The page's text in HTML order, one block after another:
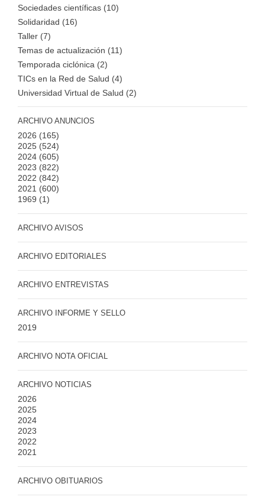
Sociedades científicas (10)
Solidaridad (16)
Taller (7)
Temas de actualización (11)
Temporada ciclónica (2)
TICs en la Red de Salud (4)
Universidad Virtual de Salud (2)
ARCHIVO ANUNCIOS
2026 (165)
2025 (524)
2024 (605)
2023 (822)
2022 (842)
2021 (600)
1969 (1)
ARCHIVO AVISOS
ARCHIVO EDITORIALES
ARCHIVO ENTREVISTAS
ARCHIVO INFORME Y SELLO
2019
ARCHIVO NOTA OFICIAL
ARCHIVO NOTICIAS
2026
2025
2024
2023
2022
2021
ARCHIVO OBITUARIOS